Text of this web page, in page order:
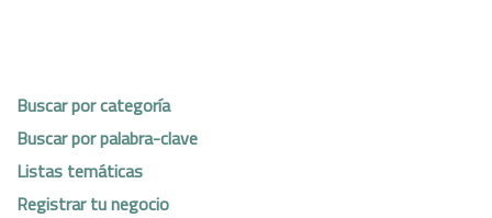
Buscar por categoría
Buscar por palabra-clave
Listas temáticas
Registrar tu negocio